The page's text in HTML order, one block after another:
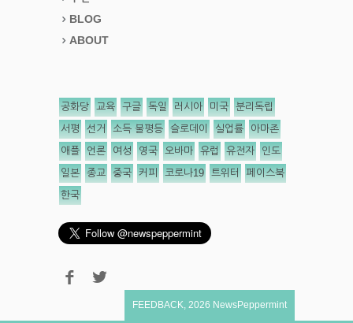
BLOG
ABOUT
공화당 교육 구글 독일 러시아 미국 분리독립
서평 선거 소득 불평등 슬로데이 실업률 아마존
애플 언론 여성 영국 오바마 유럽 유전자 인도
일본 종교 중국 커피 코로나19 트위터 페이스북
한국
FEEDBACK 2026 NewsPeppermint